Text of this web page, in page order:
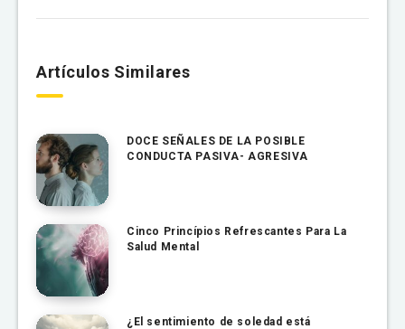
Artículos Similares
DOCE SEÑALES DE LA POSIBLE
CONDUCTA PASIVA- AGRESIVA
Cinco Princípios Refrescantes Para La
Salud Mental
¿El sentimiento de soledad está